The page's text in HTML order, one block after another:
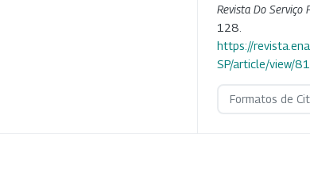
Revista Do Serviço
128.
https://
SP/article/view/
Formatos de